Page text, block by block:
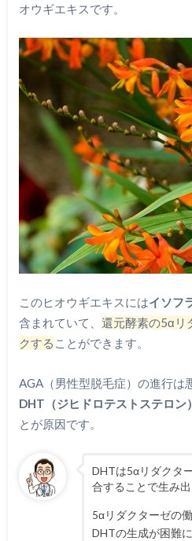
オウギエキスです。
このヒオウギエキスにはイソフ
含まれていて、 還元酵素の5αリ
クする ことができます。
AGA（男性型脱毛症）の進行は
DHT（ジヒドロテストステロン）
とが原因です。
DHTは5αリダクタ
合することで生み出
5αリダクターゼの
DHTの生成が困難